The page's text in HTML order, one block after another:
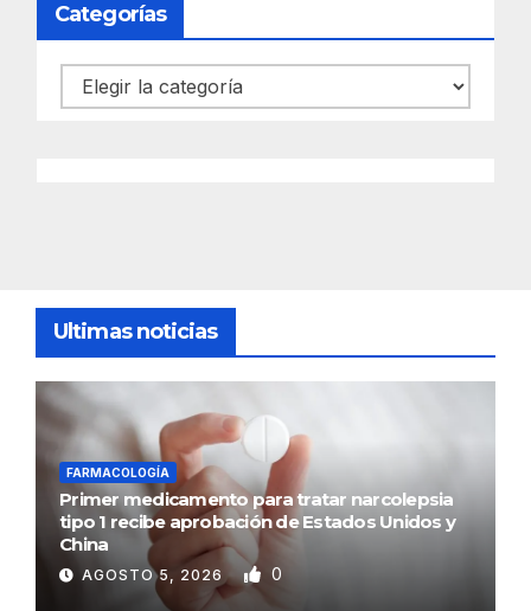
Categorías
Categorías
Ultimas noticias
FARMACOLOGÍA
Primer medicamento para tratar narcolepsia
tipo 1 recibe aprobación de Estados Unidos y
China
AGOSTO 5, 2026 0